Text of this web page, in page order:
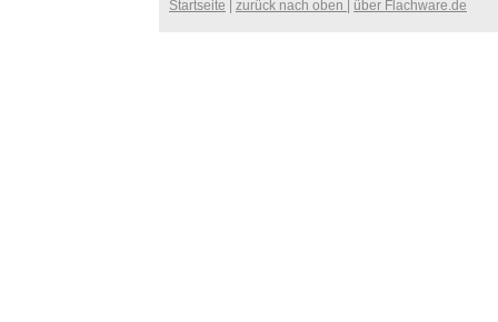
Startseite zurück nach oben über Flachware.de